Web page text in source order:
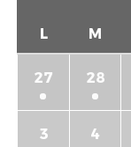
L M
27 28
3 4